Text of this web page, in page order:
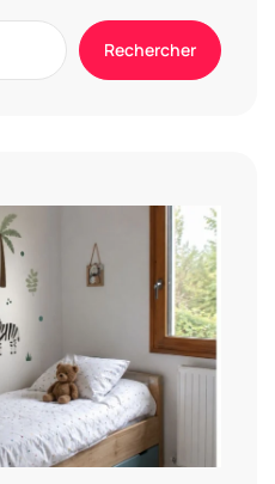
Rechercher